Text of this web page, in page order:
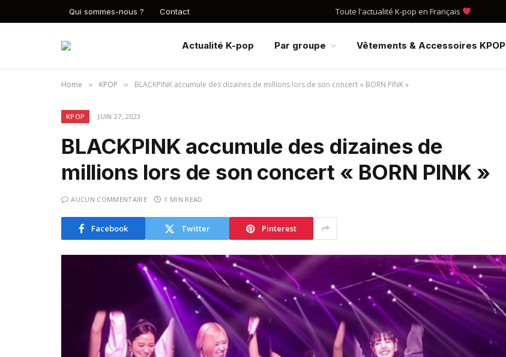
Qui sommes-nous ? Contact Toute l'actualité K-pop en Français
Actualité K-pop Par groupe Vêtements & Accessoires KPOP
Home » KPOP » BLACKPINK accumule des dizaines de millions lors de son concert « BORN PINK »
KPOP JUIN 27, 2023
BLACKPINK accumule des dizaines de
millions lors de son concert « BORN PINK »
AUCUN COMMENTAIRE 1 MIN READ
Facebook Twitter Pinterest